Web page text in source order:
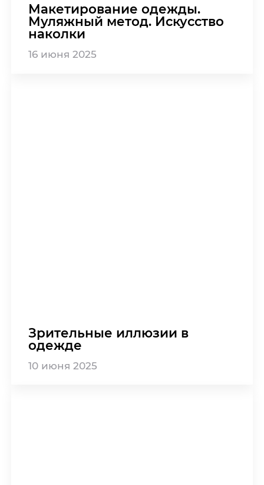
Макетирование одежды.
Муляжный метод. Искусство
наколки
16 июня 2025
Зрительные иллюзии в
одежде
10 июня 2025